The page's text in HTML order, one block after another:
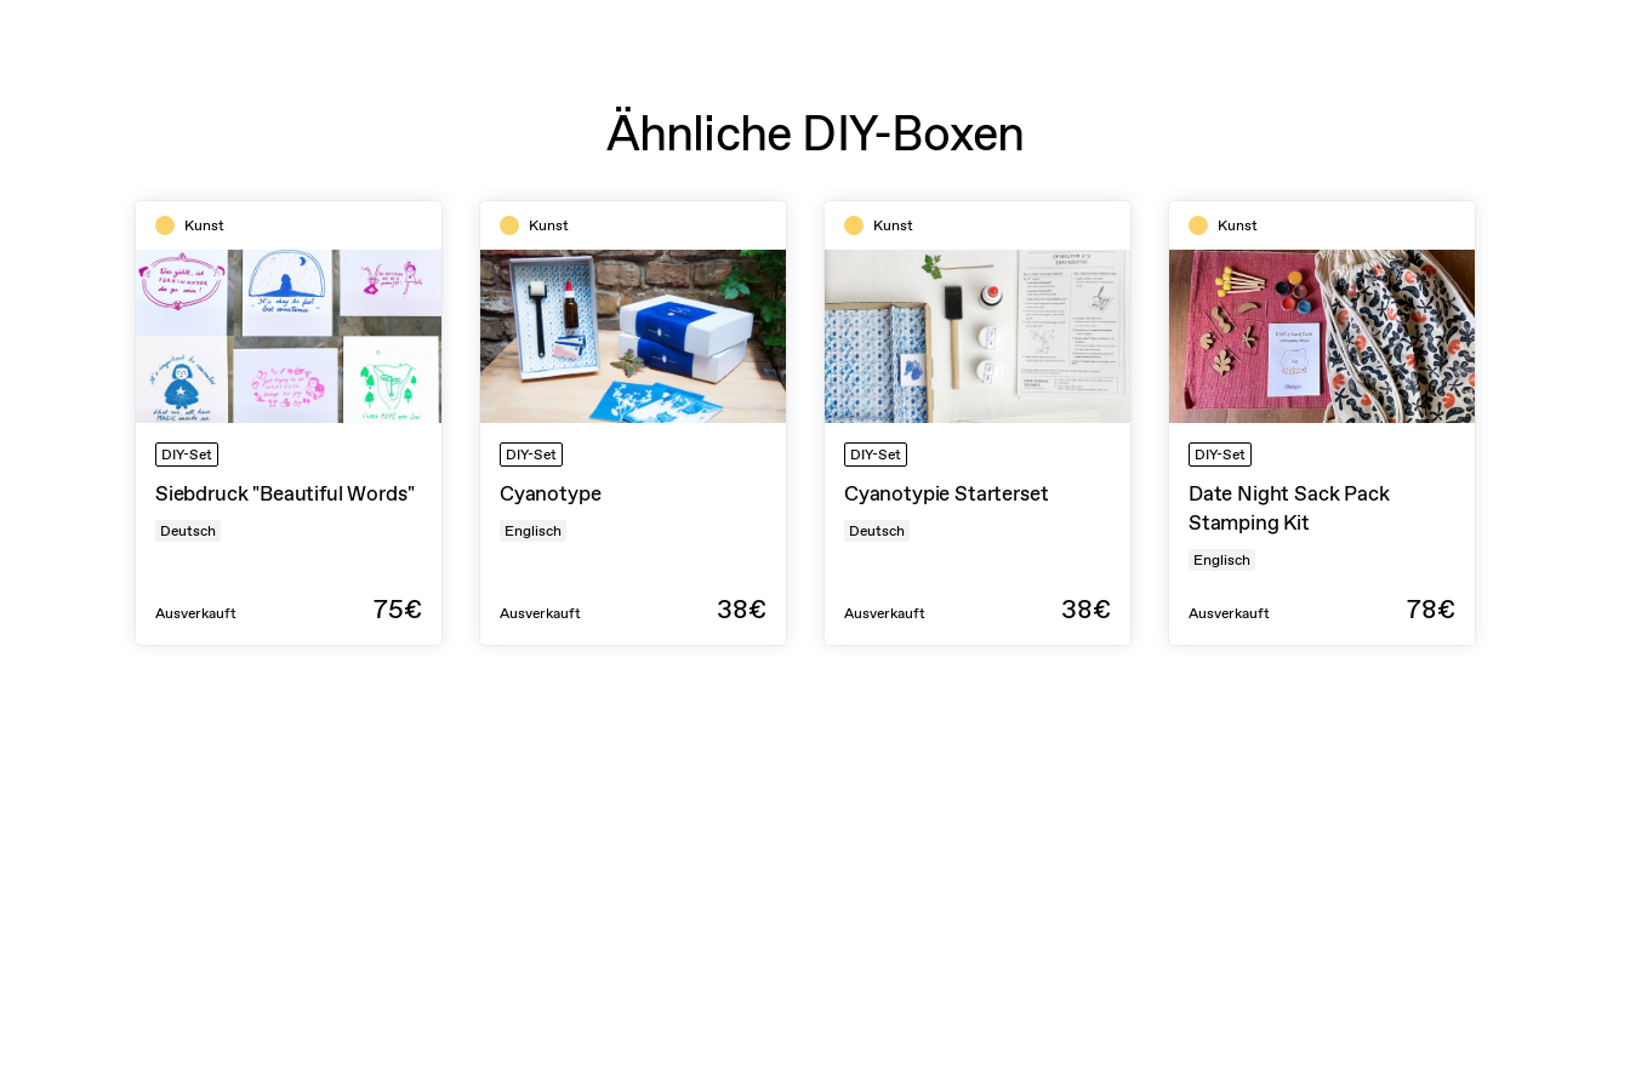
Ähnliche DIY-Boxen
Kunst
DIY-Set
Siebdruck "Beautiful Words"
Deutsch
Ausverkauft 75€
Kunst
DIY-Set
Cyanotype
Englisch
Ausverkauft 38€
Kunst
DIY-Set
Cyanotypie Starterset
Deutsch
Ausverkauft 38€
Kunst
DIY-Set
Date Night Sack Pack
Stamping Kit
Englisch
Ausverkauft 78€